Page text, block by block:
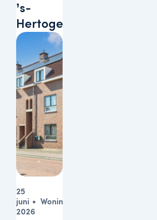
’s-
Hertogenbosch
25
juni
2026
Woningen